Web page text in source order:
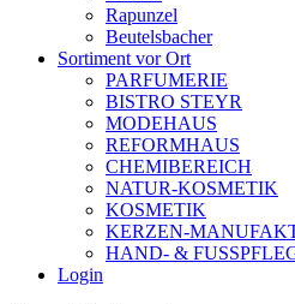
Rapunzel
Beutelsbacher
Sortiment vor Ort
PARFUMERIE
BISTRO STEYR
MODEHAUS
REFORMHAUS
CHEMIBEREICH
NATUR-KOSMETIK
KOSMETIK
KERZEN-
HAND- &
Login